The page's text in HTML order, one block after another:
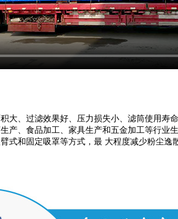
、过滤效果好、压力损失小、滤筒使用寿
、食品加工、家具生产和五金加工等行业
和固定吸罩等方式，最 大程度减少粉尘逸